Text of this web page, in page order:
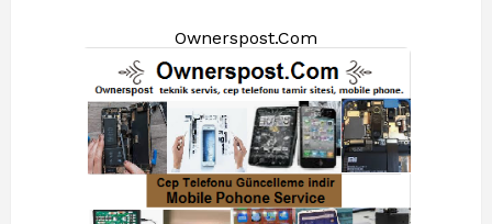
Ownerspost.Com